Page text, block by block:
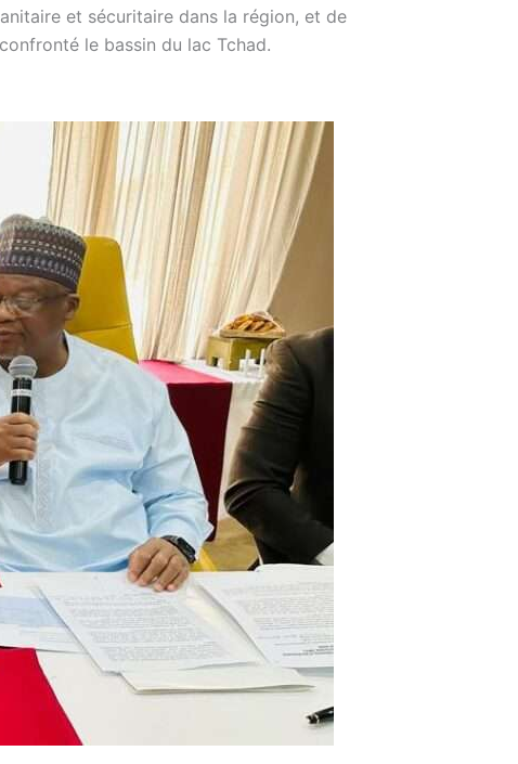
et sécuritaire dans la région, et de
le bassin du lac Tchad.